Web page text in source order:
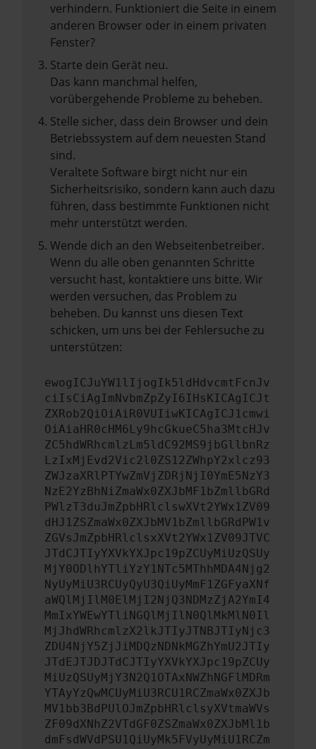
verhindern. Funktioniert die Seite in einem
anderen Browser oder in einem privaten
Fenster?
Starte dein Gerät neu.
Das kann manchmal helfen,
vorübergehende Probleme zu beheben.
Stelle sicher, dass dein Browser und dein
Betriebssystem auf dem neuesten Stand
sind.
Veraltete Software birgt nicht nur ein
Sicherheitsrisiko, sondern kann auch dazu
führen, dass bestimmte Funktionen nicht
mehr unterstützt werden.
Wende dich an den Webseitenbetreiber.
Wenn du alle oben genannten Schritte
versucht hast, kontaktiere uns bitte. Wir
werden versuchen, das Problem zu
beheben. Du kannst uns diesen Text
schicken, um uns bei der Fehlersuche zu
unterstützen:
ewogICJuYW1lIjogIk5ldHdvcmtFcnJv
ciIsCiAgImNvbmZpZyI6IHsKICAgICJt
ZXRob2QiOiAiR0VUIiwKICAgICJ1cmwi
OiAiaHR0cHM6Ly9hcGkueC5ha3MtcHJv
ZC5hdWRhcmlzLm5ldC92MS9jbGllbnRz
LzIxMjEvd2Vic2l0ZS12ZWhpY2xlcz93
ZWJzaXRlPTYwZmVjZDRjNjI0YmE5NzY3
NzE2YzBhNiZmaWx0ZXJbMF1bZmllbGRd
PWlzT3duJmZpbHRlclswXVt2YWx1ZV09
dHJ1ZSZmaWx0ZXJbMV1bZmllbGRdPW1v
ZGVsJmZpbHRlclsxXVt2YWx1ZV09JTVC
JTdCJTIyYXVkYXJpc19pZCUyMiUzQSUy
MjY0ODlhYTliYzY1NTc5MThhMDA4Njg2
NyUyMiU3RCUyQyU3QiUyMmF1ZGFyaXNf
aWQlMjIlM0ElMjI2NjQ3NDMzZjA2YmI4
MmIxYWEwYTliNGQlMjIlN0QlMkMlN0Il
MjJhdWRhcmlzX2lkJTIyJTNBJTIyNjc3
ZDU4NjY5ZjJiMDQzNDNkMGZhYmU2JTIy
JTdEJTJDJTdCJTIyYXVkYXJpc19pZCUy
MiUzQSUyMjY3N2Q1OTAxNWZhNGFlMDRm
YTAyYzQwMCUyMiU3RCU1RCZmaWx0ZXJb
MV1bb3BdPUlOJmZpbHRlclsyXVtmaWVs
ZF09dXNhZ2VTdGF0ZSZmaWx0ZXJbMl1b
dmFsdWVdPSU1QiUyMk5FVyUyMiU1RCZm